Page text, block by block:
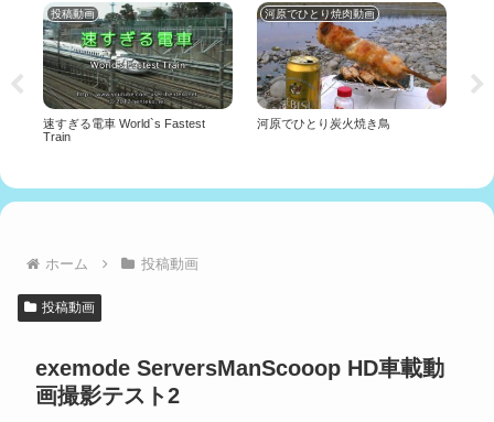
投稿動画
速すぎる電車 World`s Fastest
Train
河原でひとり焼肉動画
河原でひとり炭火焼き鳥
ホーム 投稿動画
投稿動画
exemode ServersManScooop HD車載動
画撮影テスト2